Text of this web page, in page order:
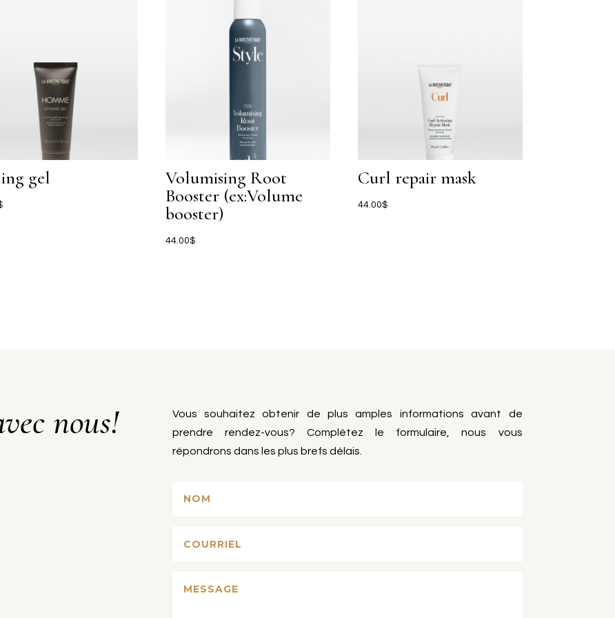
gel
Volumising Root
Booster (ex:Volume
booster)
44.00$
Curl repair mask
44.00$
nous!
Vous souhaitez obtenir de plus amples informations avant de
prendre rendez-vous? Complétez le formulaire, nous vous
répondrons dans les plus brefs délais.